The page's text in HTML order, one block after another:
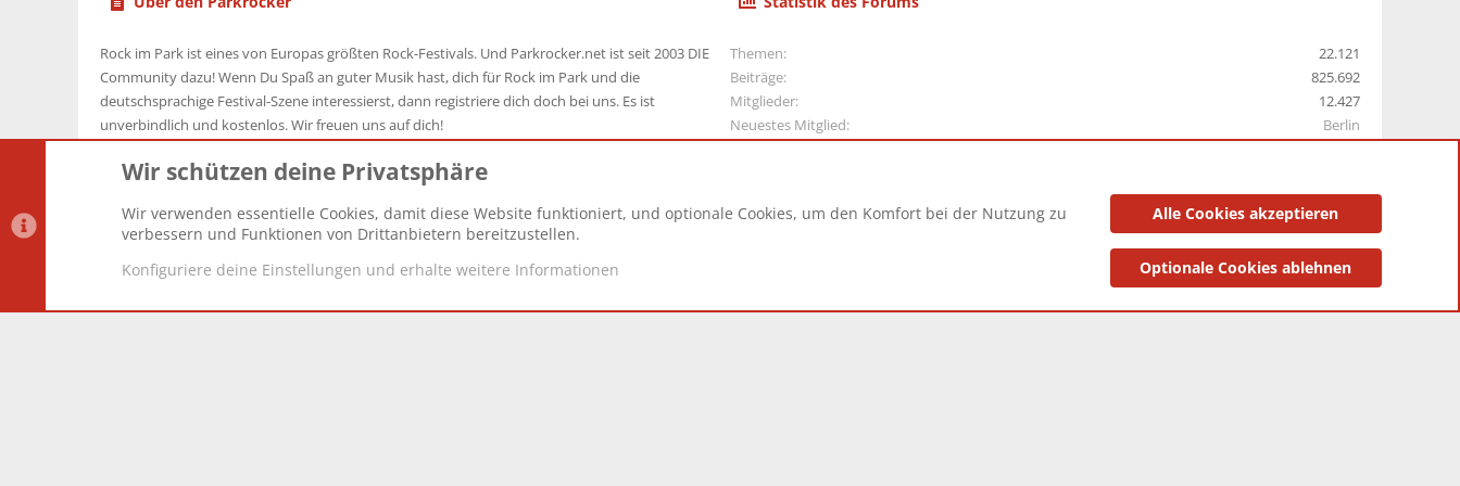
Rock im Park ist eines von Europas größten Rock-Festivals. Und Parkrocker.net ist seit 2003 DIE
Community dazu! Wenn Du Spaß an guter Musik hast, dich für Rock im Park und die
deutschsprachige Festival-Szene interessierst, dann registriere dich doch bei uns. Es ist
unverbindlich und kostenlos. Wir freuen uns auf dich!
Themen
22.121
Beiträge
825.692
Mitglieder
12.427
Neuestes Mitglied
Berlin
Datenschutz-Einstellungen PR Light Deutsch [Du] Datenschutzerklärung Impressum
Wir schützen deine Privatsphäre
Wir verwenden essentielle Cookies, damit diese Website funktioniert, und optionale Cookies, um den Komfort bei der Nutzung zu
verbessern und Funktionen von Drittanbietern bereitzustellen.
Konfiguriere deine Einstellungen und erhalte weitere Informationen
Alle Cookies akzeptieren
Optionale Cookies ablehnen